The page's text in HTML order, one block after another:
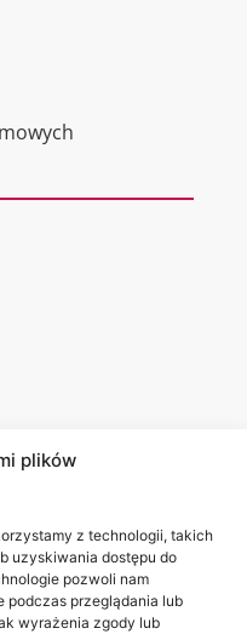
plików
z technologii, takich
uzyskiwania dostępu do
pozwoli nam
podczas przeglądania lub
wyrażenia zgody lub
Jesteśmy
na: